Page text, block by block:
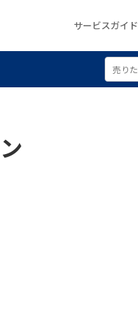
サービスガイド